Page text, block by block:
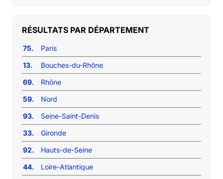
RÉSULTATS PAR DÉPARTEMENT
75.
Paris
13.
Bouches-du-Rhône
69.
Rhône
59.
Nord
93.
Seine-Saint-Denis
33.
Gironde
92.
Hauts-de-Seine
44.
Loire-Atlantique